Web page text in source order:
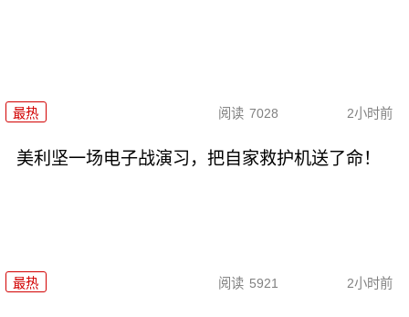
最热 阅读 7028 2小时前
美利坚一场电子战演习，把自家救护机送了命！
最热 阅读 5921 2小时前